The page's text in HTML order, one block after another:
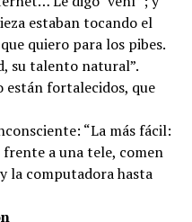
Le digo ´vení’ ; y
estaban tocando el
quiero para los pibes.
su talento natural”.
están fortalecidos, que
“La más fácil:
a una tele, comen
la computadora hasta